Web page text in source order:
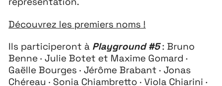
Découvrez les premiers noms !
Ils participeront à Playground #5: Bruno
Benne · Julie Botet et Maxime Gomard ·
Gaëlle Bourges · Jérôme Brabant · Jonas
Chéreau · Sonia Chiambretto · Viola Chiarini ·